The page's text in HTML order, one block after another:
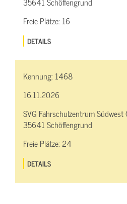
Freie Plätze: 16
DETAILS
Kennung: 1468
16.11.2026
SVG Fahrschulzentrum Südwest
35641 Schöffengrund
Freie Plätze:24
DETAILS